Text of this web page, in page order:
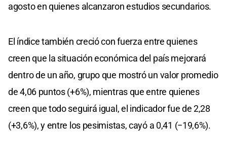
agosto en quienes alcanzaron estudios secundarios.
El índice también creció con fuerza entre quienes
creen que la situación económica del país mejorará
dentro de un año, grupo que mostró un valor promedio
de 4,06 puntos (+6%), mientras que entre quienes
creen que todo seguirá igual, el indicador fue de 2,28
(+3,6%), y entre los pesimistas, cayó a 0,41 (−19,6%).